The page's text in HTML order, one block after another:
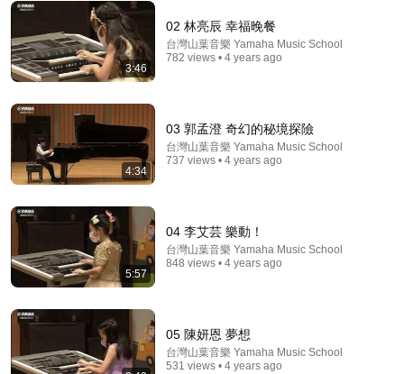
謝賢死後第19天，張柏芝終于更新動態了！看到那6個
字，13億人沈默了！#張柏芝 #謝霆鋒 #謝賢 #張柏芝
謝賢葬禮 #張柏芝 Lucas #娛樂深度解析 #香港娛樂圈
#情感故事 #風月星談
風月星談
New 13K views
3:46
02 林亮辰 幸福晚餐
台灣山葉音樂 Yamaha Music School
782 views • 4 years ago
4:34
03 郭孟澄 奇幻的秘境探險
台灣山葉音樂 Yamaha Music School
737 views • 4 years ago
5:57
04 李艾芸 樂動！
台灣山葉音樂 Yamaha Music School
848 views • 4 years ago
05 陳妍恩 夢想
台灣山葉音樂 Yamaha Music School
531 views • 4 years ago